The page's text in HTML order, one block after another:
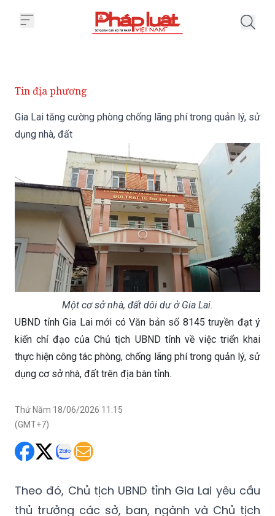
Tin địa phương
Gia Lai tăng cường phòng chống lãng phí trong quản lý, sử
dụng nhà, đất
Một cơ sở nhà, đất dôi dư ở Gia Lai.
UBND tỉnh Gia Lai mới có Văn bản số 8145 truyền đạt ý
kiến chỉ đạo của Chủ tịch UBND tỉnh về việc triển khai
dụng cơ sở nhà, đất trên địa bàn tỉnh.
Thứ Năm 18/06/2026 11:15